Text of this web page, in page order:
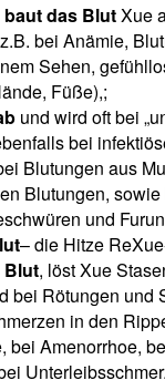
das BlutXue
bei Anämie,
Sehen,
Füße),;
und wird oft bei
bei
Blutungen aus
Blutungen,
und
– die Hitze
Blut, löst Xue
bei Rötungen und
in den
bei Amenorrhoe,